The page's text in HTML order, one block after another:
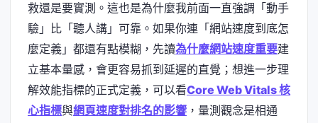
救還是要實測。這也是為什麼我前面一直強調「動手
驗」比「聽人講」可靠。如果你連「網站速度到底怎
麼定義」都還有點模糊，先讀為什麼網站速度重要建
立基本量感，會更容易抓到延遲的直覺；想進一步理
解效能指標的正式定義，可以看Core Web Vitals 核
心指標與網頁速度對排名的影響 ，量測觀念是相通